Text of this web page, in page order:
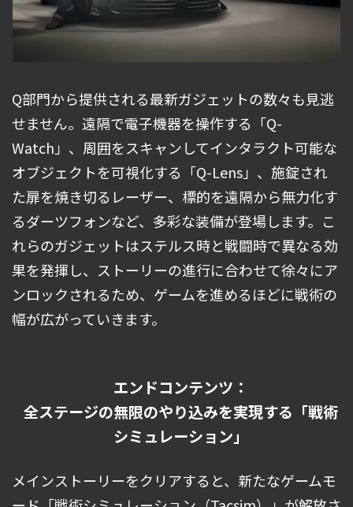
Q部門から提供される最新ガジェットの数々も見逃
せません。遠隔で電子機器を操作する「Q-
Watch」、周囲をスキャンしてインタラクト可能な
オブジェクトを可視化する「Q-Lens」、施錠され
た扉を焼き切るレーザー、標的を遠隔から無力化す
るダーツフォンなど、多彩な装備が登場します。こ
れらのガジェットはステルス時と戦闘時で異なる効
果を発揮し、ストーリーの進行に合わせて徐々にア
ンロックされるため、ゲームを進めるほどに戦術の
幅が広がっていきます。
エンドコンテンツ：
全ステージの無限のやり込みを実現する「戦術
シミュレーション」
メインストーリーをクリアすると、新たなゲームモ